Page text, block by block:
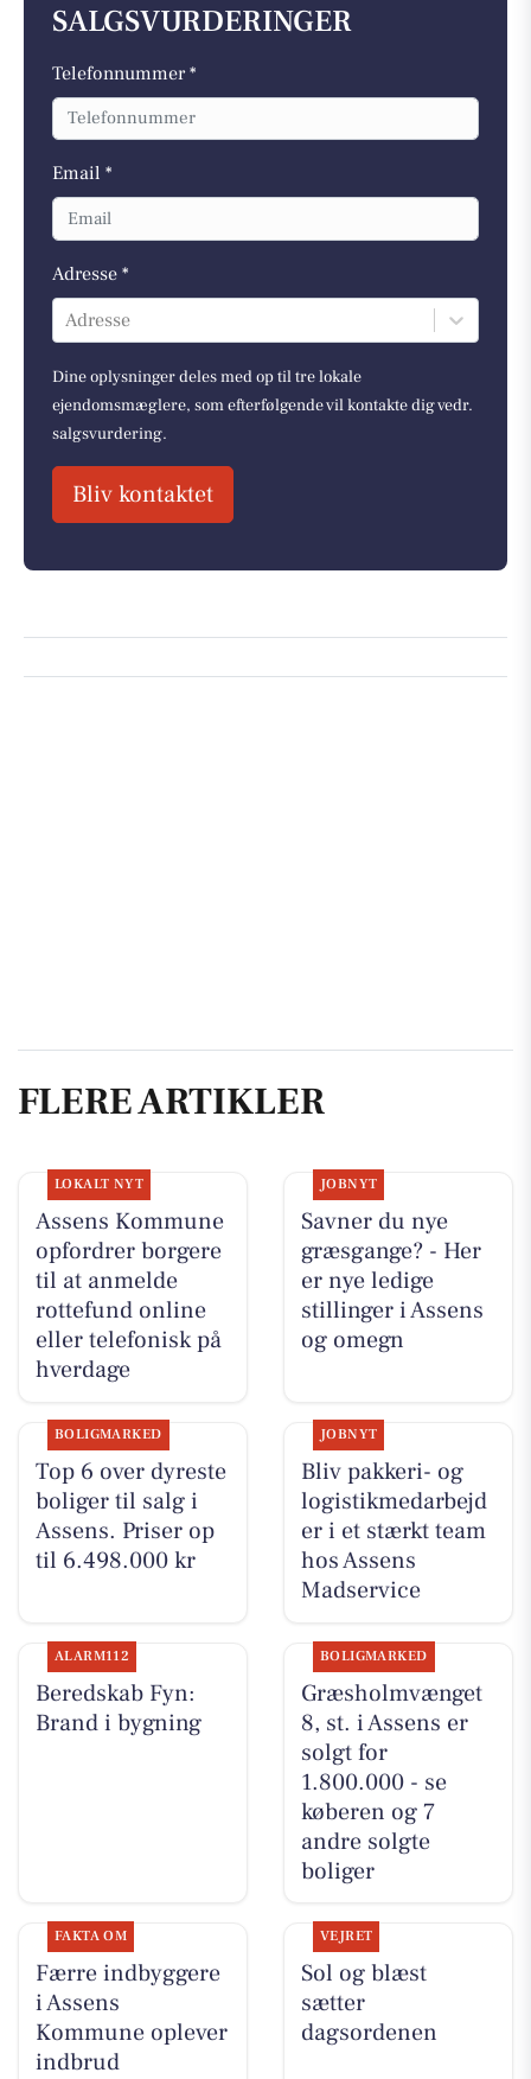
SALGSVURDERINGER
Telefonnummer *
Email *
Adresse *
Adresse
Dine oplysninger deles med op til tre lokale
ejendomsmæglere, som efterfølgende vil kontakte dig vedr.
salgsvurdering.
Bliv kontaktet
FLERE ARTIKLER
LOKALT NYT
Assens Kommune
opfordrer borgere
til at anmelde
rottefund online
eller telefonisk på
hverdage
JOBNYT
Savner du nye
græsgange? - Her
er nye ledige
stillinger i Assens
og omegn
BOLIGMARKED
Top 6 over dyreste
boliger til salg i
Assens. Priser op
til 6.498.000 kr
JOBNYT
Bliv pakkeri- og
logistikmedarbejd
er i et stærkt team
hos Assens
Madservice
ALARM112
Beredskab Fyn:
Brand i bygning
BOLIGMARKED
Græsholmvænget
8, st. i Assens er
solgt for
1.800.000 - se
køberen og 7
andre solgte
boliger
FAKTA OM
Færre indbyggere
i Assens
Kommune oplever
indbrud
VEJRET
Sol og blæst
sætter
dagsordenen